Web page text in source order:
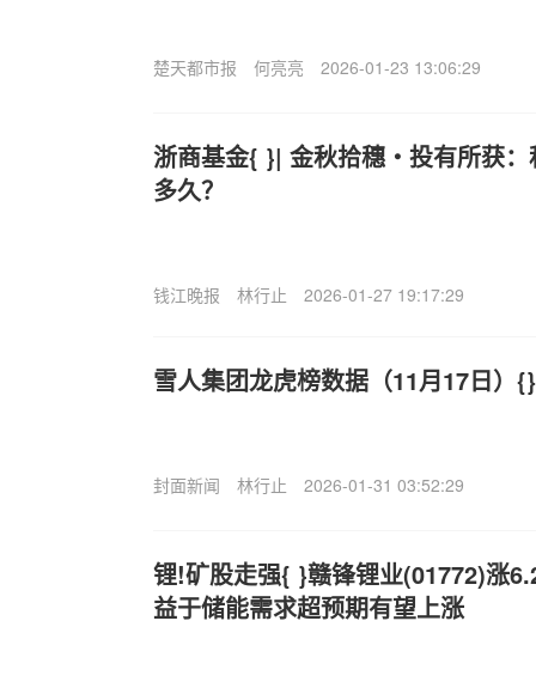
楚天都市报 何亮亮 2026-01-23 13:06:29
浙商基金{ }| 金秋拾穗・投有所获
多久？
钱江晚报 林行止 2026-01-27 19:17:29
雪人集团龙虎榜数据（11月17日
封面新闻 林行止 2026-01-31 03:52:29
锂!矿股走强{ }赣锋锂业(01772)涨
益于储能需求超预期有望上涨